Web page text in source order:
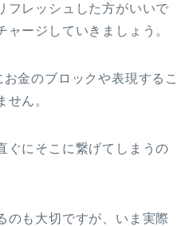
フレッシュした方がいいで
ージしていきましょう。
金のブロックや表現するこ
せん。
ぐにそこに繋げてしまうの
のも大切ですが、いま実際